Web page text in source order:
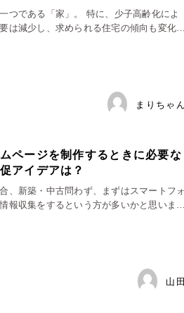
その他のサー
会社情報
代表挨拶
採用情報
つである「家」。 特に、少子高齢化によ
は減少し、求められる住宅の傾向も変化し
まりちゃん
ページを制作するときに必要な
アイデアは？
、新築・中古問わず、まずはスマートフォ
報収集をするという方が多いかと思いま
山田